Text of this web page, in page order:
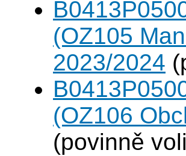
(OZ105
2023/2024
(OZ106
(povinně